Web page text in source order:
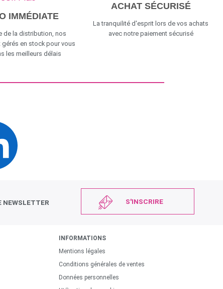
IMMÉDIATE
de la distribution, nos
en stock pour vous
les meilleurs délais
ACHAT SÉCURISÉ
La tranquilité d'esprit lors de vos achats
avec notre paiement sécurisé
NEWSLETTER S'INSCRIRE
INFORMATIONS
Mentions légales
Conditions générales de ventes
Données personnelles